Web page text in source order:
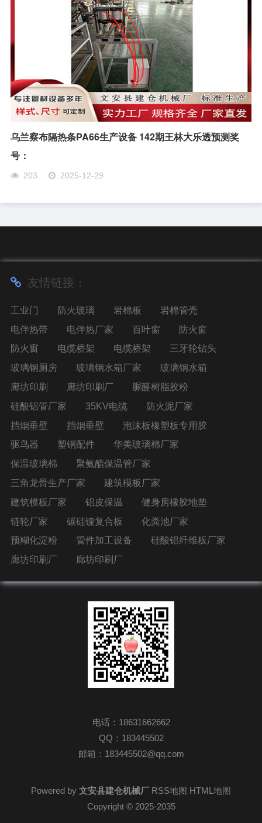
乌兰察布隔热条PA66生产设备 142期王林大乐透预测奖
号：
203 2025-12-29
友情链接：
工业门 防火玻璃 岩棉板
岩棉管壳
电伴热带
电伴热厂家 百叶窗
防火窗
防火窗
电缆桥架 电缆桥架
三牙轮钻头
玻璃钢厕房
玻璃钢水箱厂家
玻璃钢水箱
廊坊印刷
廊坊印刷厂
脲醛树脂胶粉
硅酸铝管厂家
35KV电缆
防火泥厂家
挡烟垂壁
挡烟垂壁
泡沫板橡塑板专用胶
驱鸟器
塑钢配件
华美玻璃棉厂家
保温玻璃棉
聚氨酯保温管厂家
三角龙骨生产厂家
建筑模板厂家
建筑模板厂家
铝皮保温
健身房橡胶地垫
链轮厂家
碳硅镍复合板
化粪池厂家
预糊化淀粉
管件加工设备
硅酸铝纤维板厂家
廊坊印刷厂
廊坊印刷厂
电话：18631662662
QQ：183445502
邮箱：183445502@qq.com
Powered by 文安县建仓机械厂 RSS地图 HTML地图
Copyright © 2025-2035